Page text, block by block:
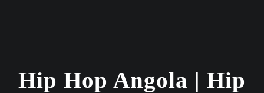
Hip Hop Angola | Hip